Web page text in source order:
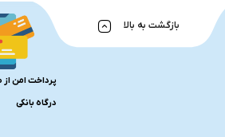
بازگشت به بالا
پرداخت امن
درگاه بانکی